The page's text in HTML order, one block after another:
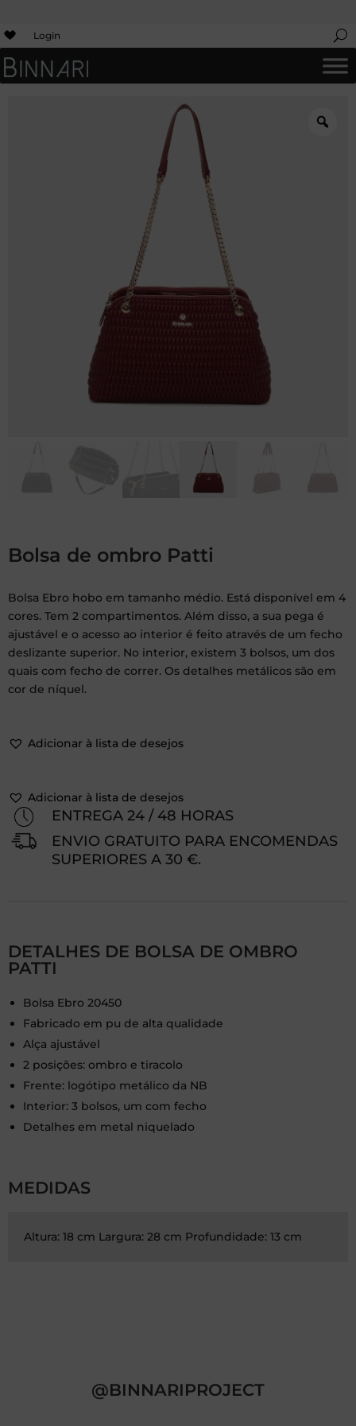
Login
Bolsa de ombro Patti
Bolsa Ebro hobo em tamanho médio. Está disponível em 4
cores. Tem 2 compartimentos. Além disso, a sua pega é
ajustável e o acesso ao interior é feito através de um fecho
deslizante superior. No interior, existem 3 bolsos, um dos
quais com fecho de correr. Os detalhes metálicos são em
cor de níquel.
Adicionar à lista de desejos
Adicionar à lista de desejos
ENTREGA 24 / 48 HORAS
ENVIO GRATUITO PARA ENCOMENDAS
SUPERIORES A 30 €.
DETALHES DE BOLSA DE OMBRO
PATTI
Bolsa Ebro 20450
Fabricado em pu de alta qualidade
Alça ajustável
2 posições: ombro e tiracolo
Frente: logótipo metálico da NB
Interior: 3 bolsos, um com fecho
Detalhes em metal niquelado
MEDIDAS
Altura: 18 cm Largura: 28 cm Profundidade: 13 cm
@BINNARIPROJECT